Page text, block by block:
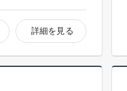
詳細を見る